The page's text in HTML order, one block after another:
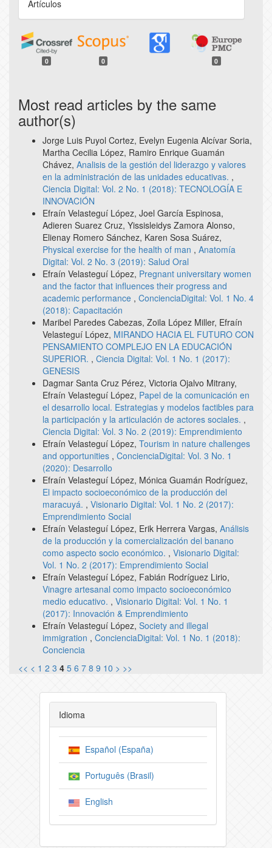
Artículos
0 0 0
Most read articles by the same
author(s)
Jorge Luis Puyol Cortez, Evelyn Eugenia Alcívar Soria,
Martha Cecilia López, Ramiro Enrique Guamán
Chávez, Analisis de la gestión del liderazgo y valores
en la administración de las unidades educativas. ,
Ciencia Digital: Vol. 2 No. 1 (2018): TECNOLOGÍA E
INNOVACIÓN
Efraín Velasteguí López, Joel García Espinosa,
Adieren Suarez Cruz, Yissisleidys Zamora Alonso,
Elienay Romero Sánchez, Karen Sosa Suárez,
Physical exercise for the health of man , Anatomía
Digital: Vol. 2 No. 3 (2019): Salud Oral
Efraín Velasteguí López, Pregnant universitary women
and the factor that influences their progress and
academic performance , ConcienciaDigital: Vol. 1 No. 4
(2018): Capacitación
Maribel Paredes Cabezas, Zoila López Miller, Efraín
Velasteguí López, MIRANDO HACIA EL FUTURO CON
PENSAMIENTO COMPLEJO EN LA EDUCACIÓN
SUPERIOR. , Ciencia Digital: Vol. 1 No. 1 (2017):
GENESIS
Dagmar Santa Cruz Pérez, Victoria Ojalvo Mitrany,
Efraín Velasteguí López, Papel de la comunicación en
el desarrollo local. Estrategias y modelos factibles para
la participación y la articulación de actores sociales. ,
Ciencia Digital: Vol. 3 No. 2 (2019): Emprendimiento
Efraín Velasteguí López, Tourism in nature challenges
and opportunities , ConcienciaDigital: Vol. 3 No. 1
(2020): Desarrollo
Efraín Velasteguí López, Mónica Guamán Rodríguez,
El impacto socioeconómico de la producción del
maracuyá. , Visionario Digital: Vol. 1 No. 2 (2017):
Emprendimiento Social
Efraín Velasteguí López, Erik Herrera Vargas, Análisis
de la producción y la comercialización del banano
como aspecto socio económico. , Visionario Digital:
Vol. 1 No. 2 (2017): Emprendimiento Social
Efraín Velasteguí López, Fabián Rodríguez Lirio,
Vinagre artesanal como impacto socioeconómico
medio educativo. , Visionario Digital: Vol. 1 No. 1
(2017): Innovación & Emprendimiento
Efraín Velasteguí López, Society and illegal
immigration , ConcienciaDigital: Vol. 1 No. 1 (2018):
Conciencia
<< < 1 2 3 4 5 6 7 8 9 10 > >>
Idioma
Español (España)
Português (Brasil)
English